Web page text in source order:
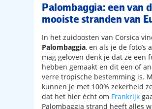
Palombaggia: een van
mooiste stranden van
In het zuidoosten van Corsica
Palombaggia, en als je de foto’s
mag geloven denk je dat ze een
hebben gemaakt en dit een of
verre tropische bestemming is.
kunnen je met 100% zekerheid
dat het hier écht om Frankrijk
Palombaggia strand heeft alles